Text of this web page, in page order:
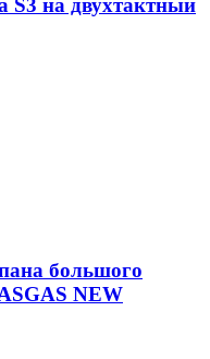
S3 на двухтактный
большого
NEW